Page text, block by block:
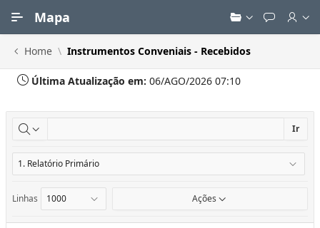
Mapa
Home Instrumentos Conveniais - Recebidos
Última Atualização em: 06/AGO/2026 07:10
Ir
Linhas Ações